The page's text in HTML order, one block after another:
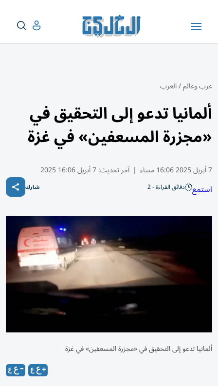
عرب وعالم/العرب
ألمانيا تدعو إلى التحقيق في
«مجزرة المسعفين» في غزة
7 أبريل 2025 16:06 مساء | آخر تحديث:7 أبريل 16:06 2025
استمع دقائق القراءة - 2 شارك
ألمانيا تدعو إلى التحقيق في «مجزرة المسعفين» في غزة